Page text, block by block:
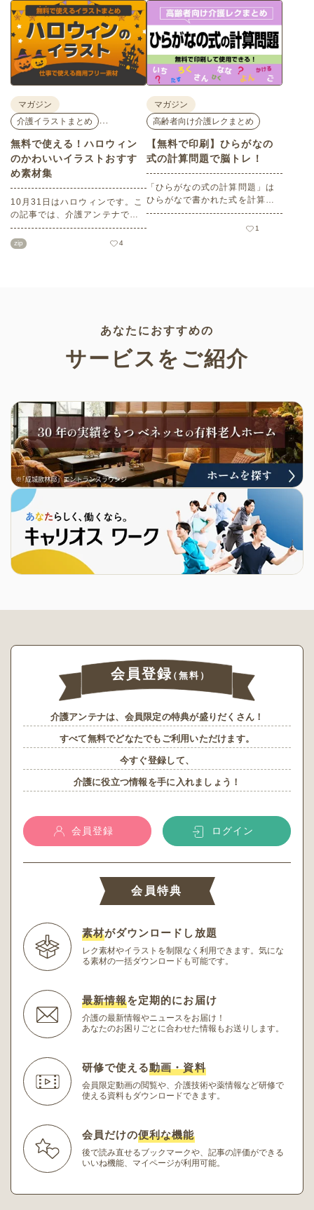
介護・医療・健康の“学び・体
験・相談”が一度にできる、見ど
ころ満載のイベントの様子をレ
ポートします。
も紹介しているので、介護施設
などでの外出アクティビティの
事前チェックの際にぜひ参考に
してください。
マガジン
介護イラストまとめ
…
無料で使える！ハロウィン
のかわいいイラストおすす
め素材集
10月31日はハロウィンです。こ
の記事では、介護アンテナで扱
う高齢者向けイラスト素材か
ら、ハロウィンにちなんだおば
zip 4
マガジン
高齢者向け介護レクまとめ
【無料で印刷】ひらがなの
式の計算問題で脳トレ！
「ひらがなの式の計算問題」は
ひらがなで書かれた式を計算す
る問題です。想像力やワーキン
グメモリのトレーニングとして
1
あなたにおすすめの
サービスをご紹介
会員登録（無料）
介護アンテナは、会員限定の特典が盛りだくさん！
すべて無料でどなたでもご利用いただけます。
今すぐ登録して、
介護に役立つ情報を手に入れましょう！
会員登録 ログイン
会員特典
素材がダウンロードし放題
レク素材やイラストを制限なく利用できます。 気にな
る素材の一括ダウンロードも可能です。
最新情報を定期的にお届け
介護の最新情報やニュースをお届け！
あなたのお困りごとに合わせた情報もお送りします。
研修で使える動画・資料
会員限定動画の閲覧や、介護技術や薬情報など研修で
使える資料もダウンロードできます。
会員だけの便利な機能
後で読み直せるブックマークや、記事の評価ができる
いいね機能、マイページが利用可能。